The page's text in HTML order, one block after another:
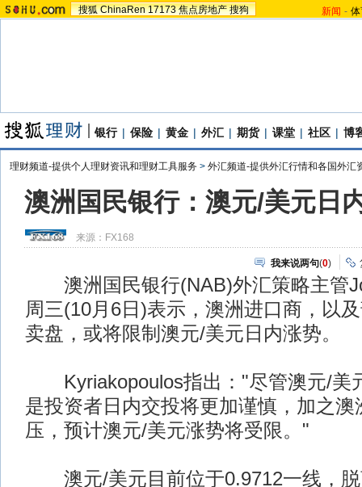
搜狐 ChinaRen 17173 焦点房地产 搜狗 新闻 -
银行 | 保险 | 黄金 | 外汇 | 期货 | 课堂 | 社区 | 博
理财频道-提供个人理财资讯和理财工具服务 > 外汇频道-提供外汇行情和各国外汇
澳洲国民银行：澳元/美元日
来源： FX168
我来说两句(0)
澳洲国民银行(NAB)外汇策略主管
周三(10月6日)表示，澳洲进口商，以
卖盘，或将限制澳元/美元日内涨势。
Kyriakopoulos指出："尽管澳元/美
是投资者日内交投将更加谨慎，加之澳
压，预计澳元/美元涨势将受限。"
澳元/美元目前位于0.9712一线，脱